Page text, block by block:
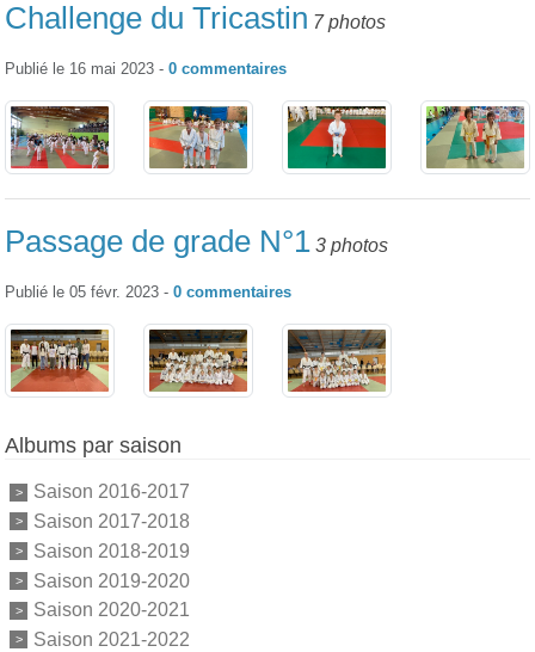
Challenge du Tricastin 7 photos
Publié le 16 mai 2023 - 0 commentaires
Passage de grade N°1 3 photos
Publié le 05 févr. 2023 - 0 commentaires
Albums par saison
Saison 2016-2017
Saison 2017-2018
Saison 2018-2019
Saison 2019-2020
Saison 2020-2021
Saison 2021-2022